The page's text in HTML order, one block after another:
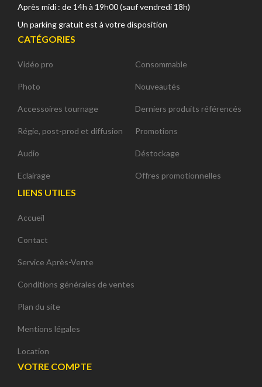
Après midi : de 14h à 19h00 (sauf vendredi 18h)
Un parking gratuit est à votre disposition
CATÉGORIES
Vidéo pro
Photo
Accessoires tournage
Régie, post-prod et diffusion
Audio
Eclairage
Consommable
Nouveautés
Derniers produits référencés
Promotions
Déstockage
Offres promotionnelles
LIENS UTILES
Accueil
Contact
Service Après-Vente
Conditions générales de ventes
Plan du site
Mentions légales
Location
VOTRE COMPTE